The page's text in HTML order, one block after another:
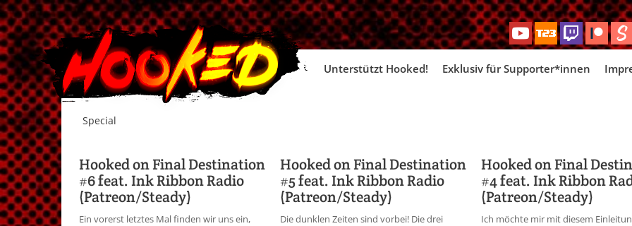
Skip
Unterstützt Hooked! Exklusiv für Supporter*innen
Special
Hooked on Final Destination
#6 feat. Ink Ribbon Radio
(Patreon/Steady)
Ein vorerst letztes Mal finden wir uns ein,
Hooked on Final Destination
#5 feat. Ink Ribbon Radio
(Patreon/Steady)
Die dunklen Zeiten sind vorbei! Die drei
Hooked on Final
#4 feat. Ink Ribbon
(Patreon/Steady)
Ich möchte mir mit diesem